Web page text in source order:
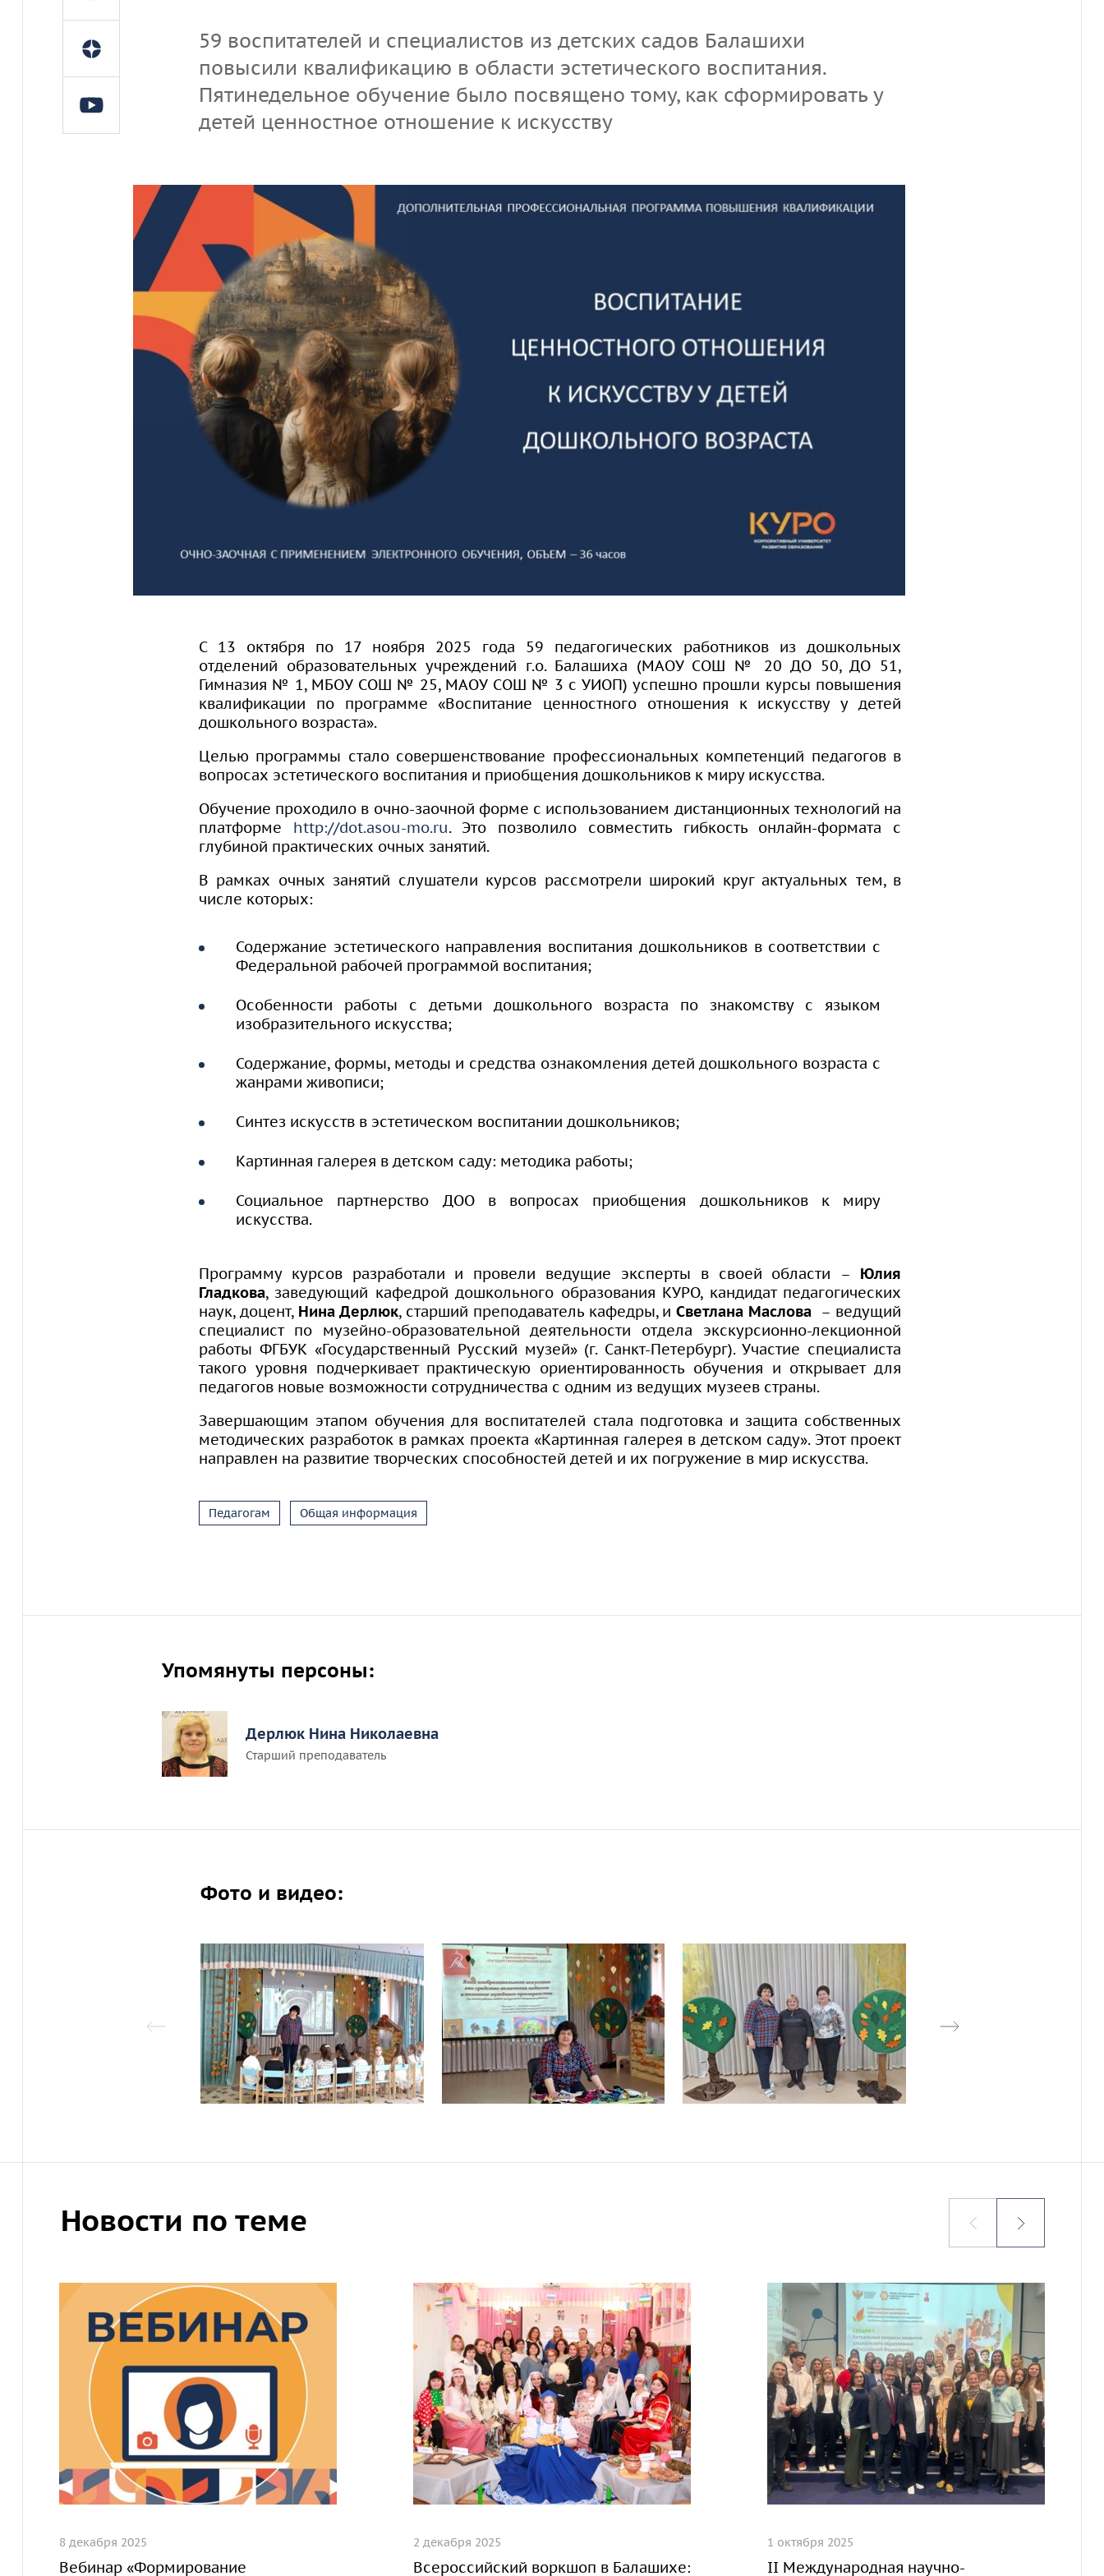
Информация о
предоставлении
академического отпуска
аспирантам
Тренировочное
59 воспитателей и специалистов из детских садов Балашихи
повысили квалификацию в области эстетического воспитания.
Пятинедельное обучение было посвящено тому, как сформировать у
детей ценностное отношение к искусству
С 13 октября по 17 ноября 2025 года 59 педагогических работников из дошкольных
отделений образовательных учреждений г.о. Балашиха (МАОУ СОШ № 20 ДО 50, ДО 51,
Гимназия № 1, МБОУ СОШ № 25, МАОУ СОШ № 3 с УИОП) успешно прошли курсы повышения
квалификации по программе «Воспитание ценностного отношения к искусству у детей
дошкольного возраста».
Целью программы стало совершенствование профессиональных компетенций педагогов в
вопросах эстетического воспитания и приобщения дошкольников к миру искусства.
Обучение проходило в очно-заочной форме с использованием дистанционных технологий на
платформе http://dot.asou-mo.ru. Это позволило совместить гибкость онлайн-формата с
глубиной практических очных занятий.
В рамках очных занятий слушатели курсов рассмотрели широкий круг актуальных тем, в
числе которых:
Содержание эстетического направления воспитания дошкольников в соответствии с
Федеральной рабочей программой воспитания;
Особенности работы с детьми дошкольного возраста по знакомству с языком
изобразительного искусства;
Содержание, формы, методы и средства ознакомления детей дошкольного возраста с
жанрами живописи;
Синтез искусств в эстетическом воспитании дошкольников;
Картинная галерея в детском саду: методика работы;
Социальное партнерство ДОО в вопросах приобщения дошкольников к миру
искусства.
Программу курсов разработали и провели ведущие эксперты в своей области – Юлия
Гладкова, заведующий кафедрой дошкольного образования КУРО, кандидат педагогических
наук, доцент, Нина Дерлюк, старший преподаватель кафедры, и Светлана Маслова– ведущий
специалист по музейно-образовательной деятельности отдела экскурсионно-лекционной
работы ФГБУК «Государственный Русский музей» (г. Санкт-Петербург). Участие специалиста
такого уровня подчеркивает практическую ориентированность обучения и открывает для
педагогов новые возможности сотрудничества с одним из ведущих музеев страны.
Завершающим этапом обучения для воспитателей стала подготовка и защита собственных
методических разработок в рамках проекта «Картинная галерея в детском саду». Этот проект
направлен на развитие творческих способностей детей и их погружение в мир искусства.
Педагогам Общая информация
Упомянуты персоны:
Дерлюк Нина Николаевна
Старший преподаватель
Фото и видео:
Новости по теме
8 декабря 2025
Вебинар «Формирование
2 декабря 2025
Всероссийский воркшоп в Балашихе:
1 октября 2025
II Международная научно-